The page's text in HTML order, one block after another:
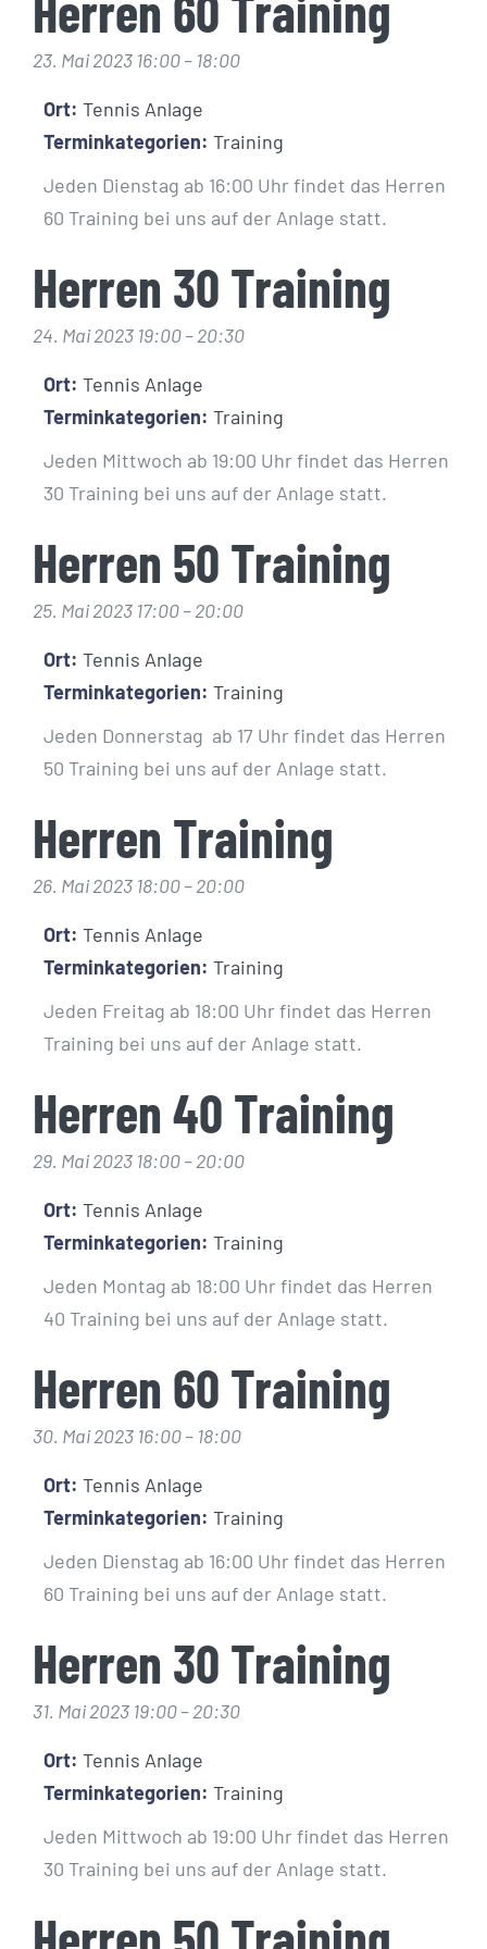
23. Mai 2023 16:00– 18:00
Ort: Tennis Anlage
Terminkategorien: Training
Jeden Dienstag ab 16:00 Uhr findet das Herren
60 Training bei uns auf der Anlage statt.
Herren 30 Training
24. Mai 2023 19:00–20:30
Ort: Tennis Anlage
Terminkategorien: Training
Jeden Mittwoch ab 19:00 Uhr findet das Herren
30 Training bei uns auf der Anlage statt.
Herren 50 Training
25. Mai 2023 17:00–20:00
Ort: Tennis Anlage
Terminkategorien: Training
Jeden Donnerstag ab 17 Uhr findet das Herren
50 Training bei uns auf der Anlage statt.
Herren Training
26. Mai 2023 18:00–20:00
Ort: Tennis Anlage
Terminkategorien: Training
Jeden Freitag ab 18:00 Uhr findet das Herren
Training bei uns auf der Anlage statt.
Herren 40 Training
29. Mai 2023 18:00–20:00
Ort: Tennis Anlage
Terminkategorien: Training
Jeden Montag ab 18:00 Uhr findet das Herren
40 Training bei uns auf der Anlage statt.
Herren 60 Training
30. Mai 2023 16:00– 18:00
Ort: Tennis Anlage
Terminkategorien: Training
Jeden Dienstag ab 16:00 Uhr findet das Herren
60 Training bei uns auf der Anlage statt.
Herren 30 Training
31. Mai 2023 19:00–20:30
Ort: Tennis Anlage
Terminkategorien: Training
Jeden Mittwoch ab 19:00 Uhr findet das Herren
30 Training bei uns auf der Anlage statt.